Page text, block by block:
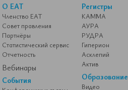
О ЕАТ
Членство ЕАТ
Совет правления
Партнёры
Статистический сервис
Отчетность
Вебинары
События
Регистры
КАММА
АУРА
РУДРА
Гиперион
Асклепий
Актив
Образование
Видео